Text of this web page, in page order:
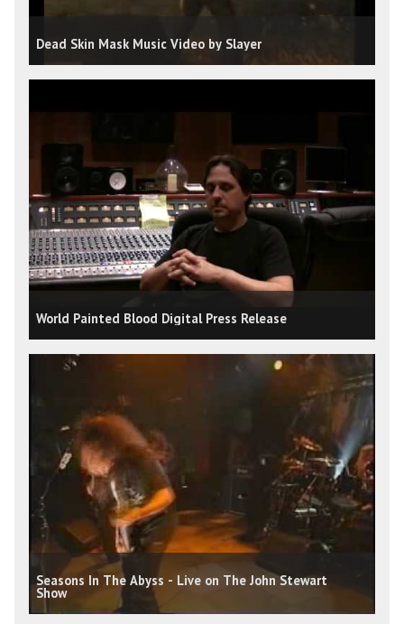
Dead Skin Mask Music Video by Slayer
World Painted Blood Digital Press Release
Seasons In The Abyss - Live on The John Stewart
Show